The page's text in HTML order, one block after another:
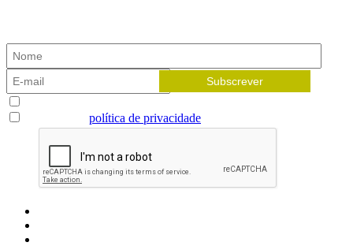
política de privacidade